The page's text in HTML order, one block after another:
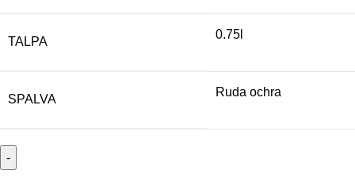
TALPA
0.75l
SPALVA
Ruda ochra